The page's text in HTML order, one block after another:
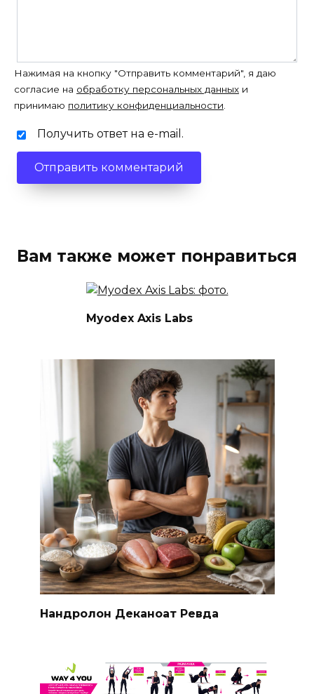
Нажимая на кнопку "Отправить комментарий", я даю
согласие на обработку персональных данных и
принимаю политику конфиденциальности.
Получить ответ на e-mail.
Вам также может понравиться
Myodex Axis Labs
Нандролон Деканоат Ревда